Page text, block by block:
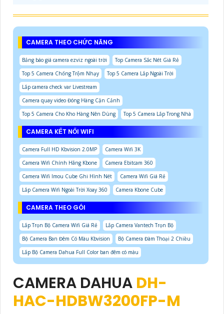
CAMERA THEO CHỨC NĂNG
Bảng báo giá camera ezviz ngoài trời
Top Camera Sắc Nét Giá Rẻ
Top 5 Camera Chống Trộm Nhạy
Top 5 Camera Lắp Ngoài Trời
Lắp camera check var Livestream
Camera quay video Đóng Hàng Cận Cảnh
Top 5 Camera Cho Kho Hàng Nên Dùng
Top 5 Camera Lắp Trong Nhà
CAMERA KẾT NỐI WIFI
Camera Full HD Kbvision 2.0MP
Camera Wifi 3K
Camera Wifi Chính Hãng Kbone
Camera Ebitcam 360
Camera Wifi Imou Cube Ghi Hình Nét
Camera Wifi Giá Rẻ
Lắp Camera Wifi Ngoài Trời Xoay 360
Camera Kbone Cube
CAMERA THEO GÓI
Lắp Trọn Bộ Camera Wifi Giá Rẻ
Lắp Camera Vantech Trọn Bộ
Bộ Camera Ban Đêm Có Màu Kbvision
Bộ Camera Đàm Thoại 2 Chiều
Lắp Bộ Camera Dahua Full Color ban đêm có màu
CAMERA DAHUA DH-
HAC-HDBW3200FP-M